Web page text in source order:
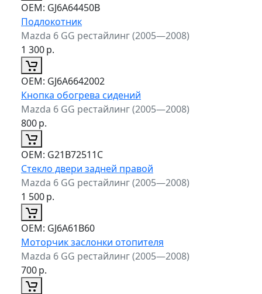
ОЕМ: GJ6A64450B
Подлокотник
Mazda 6 GG рестайлинг (2005—2008)
1 300р.
ОЕМ: GJ6A6642002
Кнопка обогрева сидений
Mazda 6 GG рестайлинг (2005—2008)
800р.
ОЕМ: G21B72511C
Стекло двери задней правой
Mazda 6 GG рестайлинг (2005—2008)
1 500р.
ОЕМ: GJ6A61B60
Моторчик заслонки отопителя
Mazda 6 GG рестайлинг (2005—2008)
700р.